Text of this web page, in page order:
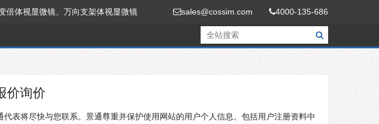
倍体视显微镜、万向支架体视显微镜 sales@cossim.com 4000-135-686
价询价
表将尽快与您联系。景通尊重并保护使用网站的用户个人信息。包括用户注册资料中